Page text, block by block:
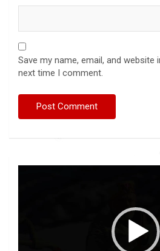
Save my name, email, and
next time I comment.